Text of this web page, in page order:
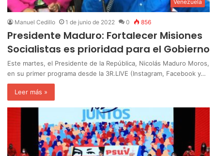
Venezuela
Manuel Cedillo 1 de junio de 2022 0 856
Presidente Maduro: Fortalecer Misiones
Socialistas es prioridad para el Gobierno
Este martes, el Presidente de la República, Nicolás Maduro Moros,
en su primer programa desde la 3R.LIVE (Instagram, Facebook y…
Leer más »